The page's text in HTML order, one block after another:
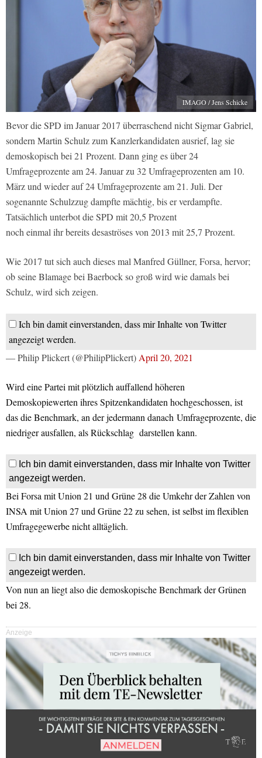
IMAGO / Jens Schicke
Bevor die SPD im Januar 2017 überraschend nicht Sigmar Gabriel,
sondern Martin Schulz zum Kanzlerkandidaten ausrief, lag sie
demoskopisch bei 21 Prozent. Dann ging es über 24
Umfrageprozente am 24. Januar zu 32 Umfrageprozenten am 10.
März und wieder auf 24 Umfrageprozente am 21. Juli. Der
sogenannte Schulzzug dampfte mächtig, bis er verdampfte.
Tatsächlich unterbot die SPD mit 20,5 Prozent
noch einmal ihr bereits desaströses von 2013 mit 25,7 Prozent.
Wie 2017 tut sich auch dieses mal Manfred Güllner, Forsa, hervor;
ob seine Blamage bei Baerbock so groß wird wie damals bei
Schulz, wird sich zeigen.
Ich bin damit einverstanden, dass mir Inhalte von Twitter
angezeigt werden.
— Philip Plickert (@PhilipPlickert)April 20, 2021
Wird eine Partei mit plötzlich auffallend höheren
Demoskopiewerten ihres Spitzenkandidaten hochgeschossen, ist
das die Benchmark, an der jedermann danach Umfrageprozente, die
niedriger ausfallen, als Rückschlag darstellen kann.
Ich bin damit einverstanden, dass mir Inhalte von Twitter
angezeigt werden.
Bei Forsa mit Union 21 und Grüne 28 die Umkehr der Zahlen von
INSA mit Union 27 und Grüne 22 zu sehen, ist selbst im flexiblen
Umfragegewerbe nicht alltäglich.
Ich bin damit einverstanden, dass mir Inhalte von Twitter
angezeigt werden.
Von nun an liegt also die demoskopische Benchmark der Grünen
bei 28.
Anzeige